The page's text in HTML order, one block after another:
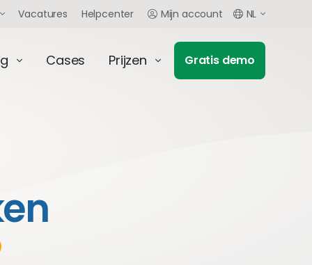
Vacatures Helpcenter Mijn account NL
Cases Prijzen Gratis demo